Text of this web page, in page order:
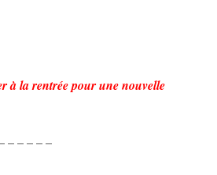
à la rentrée pour une nouvelle
– – – – –